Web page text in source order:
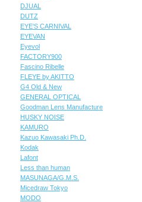
DJUAL
DUTZ
EYE'S CARNIVAL
EYEVAN
Eyevol
FACTORY900
Fascino Ribelle
FLEYE by AKITTO
G4 Old & New
GENERAL OPTICAL
Goodman Lens Manufacture
HUSKY NOISE
KAMURO
Kazuo Kawasaki Ph.D.
Kodak
Lafont
Less than human
MASUNAGA/G.M.S.
Micedraw Tokyo
MODO